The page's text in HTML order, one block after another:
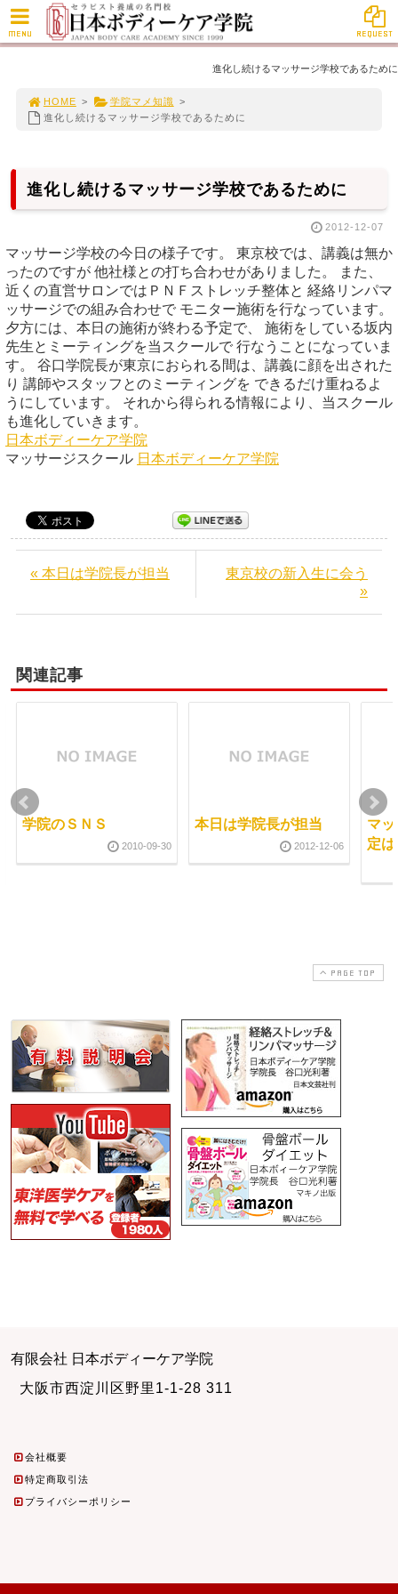
進化し続けるマッサージ学校であるために
HOME > 学院マメ知識
>
進化し続けるマッサージ学校であるために
進化し続けるマッサージ学校であるために
2012-12-07
マッサージ学校の今日の様子です。 東京校では、講義は無か
ったのですが 他社様との打ち合わせがありました。 また、
近くの直営サロンではＰＮＦストレッチ整体と 経絡リンパマ
ッサージでの組み合わせで モニター施術を行なっています。
夕方には、本日の施術が終わる予定で、 施術をしている坂内
先生とミーティングを当スクールで 行なうことになっていま
す。 谷口学院長が東京におられる間は、講義に顔を出された
り 講師やスタッフとのミーティングを できるだけ重ねるよ
うにしています。 それから得られる情報により、当スクール
も進化していきます。
日本ボディーケア学院
マッサージスクール 日本ボディーケア学院
« 本日は学院長が担当
東京校の新入生に会う
»
関連記事
学院のＳＮＳ
2010-09-30
本日は学院長が担当
2012-12-06
マ
定
PAGE TOP
有限会社 日本ボディーケア学院
大阪市西淀川区野里1-1-28 311
会社概要
特定商取引法
プライバシーポリシー
MENU REQUEST